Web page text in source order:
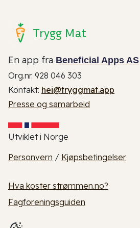
Trygg Mat
En app fra Beneficial Apps AS
Org.nr. 928 046 303
Kontakt: hei@tryggmat.app
Presse og samarbeid
Utviklet i Norge
Personvern / Kjøpsbetingelser
Hva koster strømmen.no?
Fagforeningsguiden